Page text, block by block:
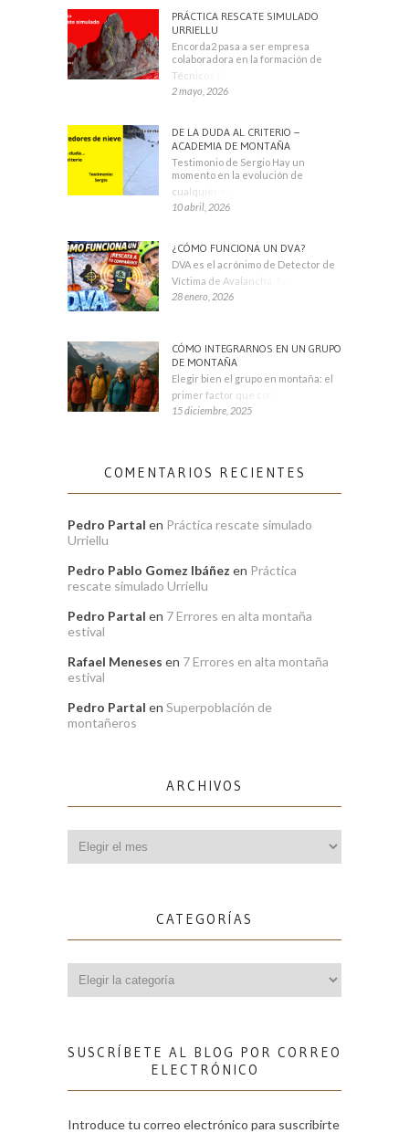
PRÁCTICA RESCATE SIMULADO
URRIELLU
Encorda2 pasa a ser empresa
colaboradora en la formación de
Técnicos Deportivos
2 mayo, 2026
DE LA DUDA AL CRITERIO –
ACADEMIA DE MONTAÑA
Testimonio de Sergio Hay un
momento en la evolución de
cualquier montañero
10 abril, 2026
¿CÓMO FUNCIONA UN DVA?
DVA es el acrónimo de Detector de
Víctima de Avalancha. También se
28 enero, 2026
CÓMO INTEGRARNOS EN UN GRUPO
DE MONTAÑA
Elegir bien el grupo en montaña: el
primer factor que condiciona tu
15 diciembre, 2025
COMENTARIOS RECIENTES
Pedro Partal en Práctica rescate simulado
Urriellu
Pedro Pablo Gomez Ibáñez en Práctica
rescate simulado Urriellu
Pedro Partal en 7 Errores en alta montaña
estival
Rafael Meneses en 7 Errores en alta montaña
estival
Pedro Partal en Superpoblación de
montañeros
ARCHIVOS
CATEGORÍAS
SUSCRÍBETE AL BLOG POR CORREO
ELECTRÓNICO
Introduce tu correo electrónico para suscribirte